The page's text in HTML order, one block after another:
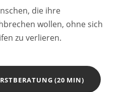
die ihre
wollen, ohne sich
zu verlieren.
(20 MIN)